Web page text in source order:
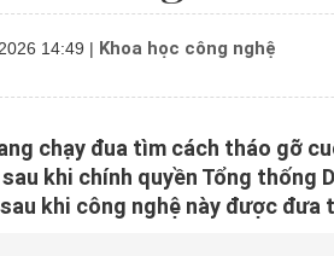
14:49 | Khoa học công nghệ
chạy đua tìm cách tháo gỡ
khi chính quyền Tổng thống
khi công nghệ này được đưa